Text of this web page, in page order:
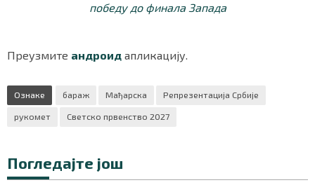
победу до финала Запада
Преузмите андроид апликацију.
Ознаке бараж Мађарска
Репрезентација Србије
рукомет
Светско првенство 2027
Погледајте још